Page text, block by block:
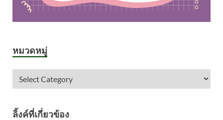
หมวดหมู่
ลิ้งค์ที่เกี่ยวข้อง